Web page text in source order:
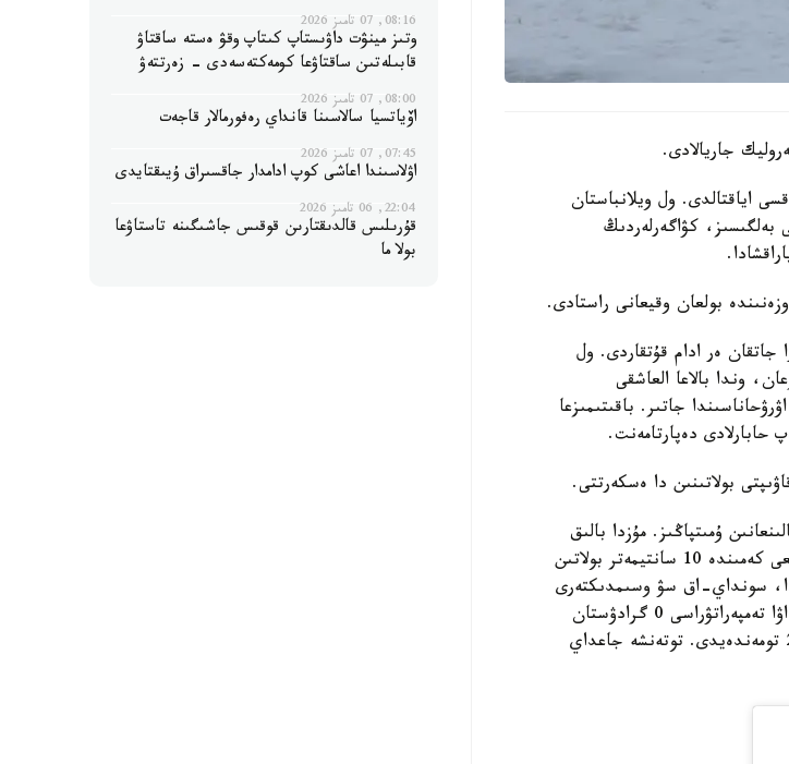
اياقتالدى. ول ويلانباستان
بەلگىسىز، كۋاگەرلەردىڭ
بولعان وقيعانى راستادى.
ەر ادام قۇتقاردى. ول
وندا بالاعا العاشقى
قازىرگى ۋاقىتتا جاس ءوسپىرىم №2-بالالار اۋرۋحاناسىندا جاتىر. باقىتىمىزعا
دەپارتامەنت.
بولاتىنىن دا ەسكەرتتى.
ۇمىتپاڭىز. مۇزدا بالىق
اۋلاۋدى ۇناتاتىندار مىندەتتى تۇردە قۇتقارۋ كەۋدەشەسىن كيۋى كەرەك. قالىڭدىعى كەمىندە 10 سانتيمەتر بولاتىن
سونداي-اق سۋ وسىمدىكتەرى
وسەتىن جەرلەردە، اعاشتار مەن قامىستىڭ جانىندا مۇز وتە ءالسىز بولادى. ەگەر اۋا تەمپەراتۋراسى 0 گرادۋستان
جوعارى بولسا، بۇل اۋا رايى ءۇش كۇننەن ارتىق ساقتالسا، مۇز بەرىكتىگى %25 تومەندەيدى. توتەنشە جاعداي
08:16, 07 تامىز 2026
وتىز مينۋت داۋىستاپ كىتاپ وقۋ ەستە ساقتاۋ
قابىلەتىن ساقتاۋعا كومەكتەسەدى - زەرتتەۋ
08:00, 07 تامىز 2026
اۆياتسيا سالاسىنا قانداي رەفورمالار قاجەت
07:45, 07 تامىز 2026
اۋلاسىندا اعاشى كوپ ادامدار جاقسىراق ۇيىقتايدى
22:04, 06 تامىز 2026
قۇرىلىس قالدىقتارىن قوقىس جاشىگىنە تاستاۋعا
بولا ما